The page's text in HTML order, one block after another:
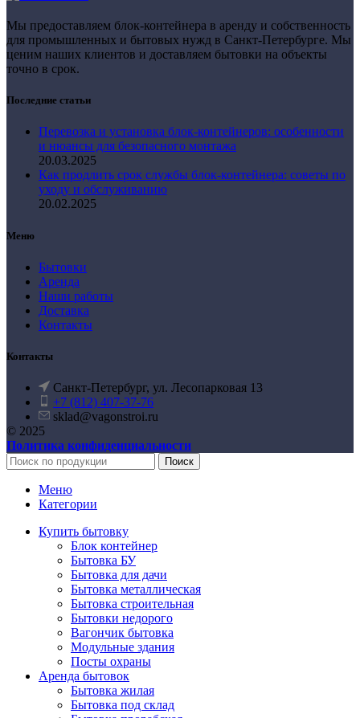
Мы предоставляем блок-контейнера в аренду и собственность
для промышленных и бытовых нужд в Санкт-Петербурге. Мы
ценим наших клиентов и доставляем бытовки на объекты
точно в срок.
Последние статьи
Перевозка и установка блок-контейнеров: особенности
и нюансы для безопасного монтажа
20.03.2025
Как продлить срок службы блок-контейнера: советы по
уходу и обслуживанию
20.02.2025
Меню
Бытовки
Аренда
Наши работы
Доставка
Контакты
Контакты
Санкт-Петербург, ул. Лесопарковая 13
+7 (812) 407-37-76
sklad@vagonstroi.ru
© 2025
Политика конфиденциальности
Поиск
Меню
Категории
Купить бытовку
Блок контейнер
Бытовка БУ
Бытовка для дачи
Бытовка металлическая
Бытовка строительная
Бытовки недорого
Вагончик бытовка
Модульные здания
Посты охраны
Аренда бытовок
Бытовка жилая
Бытовка под склад